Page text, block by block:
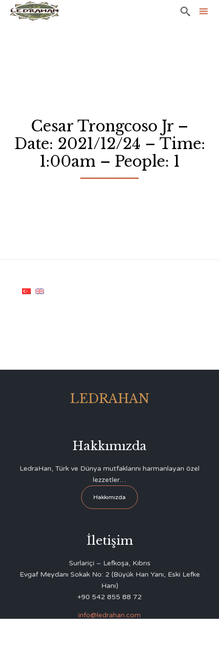

Cesar Trongcoso Jr –
Date: 2021/12/24 – Time:
1:00am – People: 1
LEDRAHAN
Hakkımızda
LedraHan, Türk ve Dünya mutfaklarını harmanlayan özel
lezzetler…
Hakkımızda
İletişim
Surlariçi – Lefkoşa, Kıbrıs
Evgaf Meydanı Sokak No: 2 (Büyük Han Yanı, Eski Lefke
Hanı)
+90 542 855 88 72
info@ledrahan.com